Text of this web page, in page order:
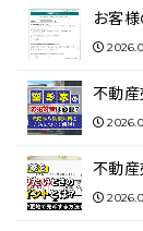
お客
不動産
不動産